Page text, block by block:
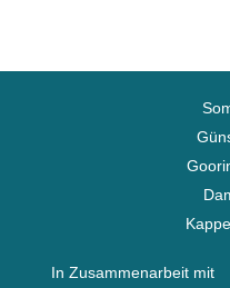
In Zusammenarbeit mit